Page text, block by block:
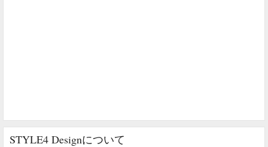
STYLE4 Designについて